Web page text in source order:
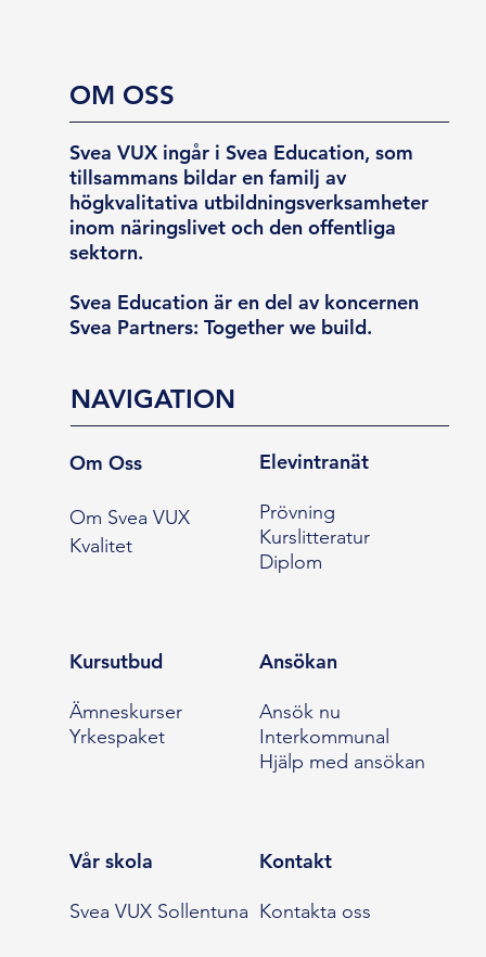
OM OSS
Svea VUX ingår i Svea Education, som
tillsammans bildar en familj av
högkvalitativa utbildningsverksamheter
inom näringslivet och den offentliga
sektorn.
Svea Education är en del av koncernen
Svea Partners: Together we build.
NAVIGATION
Om Oss
Om Svea VUX
Kvalitet
Elevintranät
Prövning
Kurslitteratur
Diplom
Kursutbud
Ämneskurser
Yrkespaket
Ansökan
Ansök nu
Interkommunal
Hjälp med ansökan
Vår skola
Svea VUX Sollentuna
Kontakt
Kontakta oss